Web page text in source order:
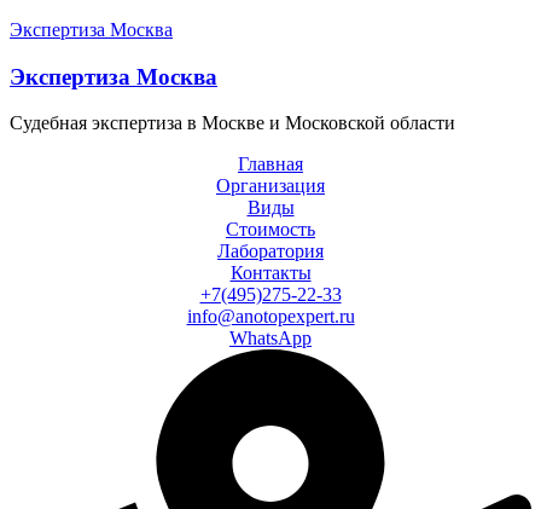
Экспертиза Москва
Экспертиза Москва
Судебная экспертиза в Москве и Московской области
Главная
Организация
Виды
Стоимость
Лаборатория
Контакты
+7(495)275-22-33
info@anotopexpert.ru
WhatsApp